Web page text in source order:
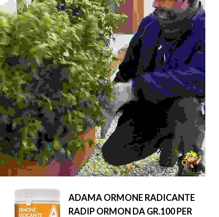
ADAMA ORMONE RADICANTE
RADIP ORMON DA GR.100 PER